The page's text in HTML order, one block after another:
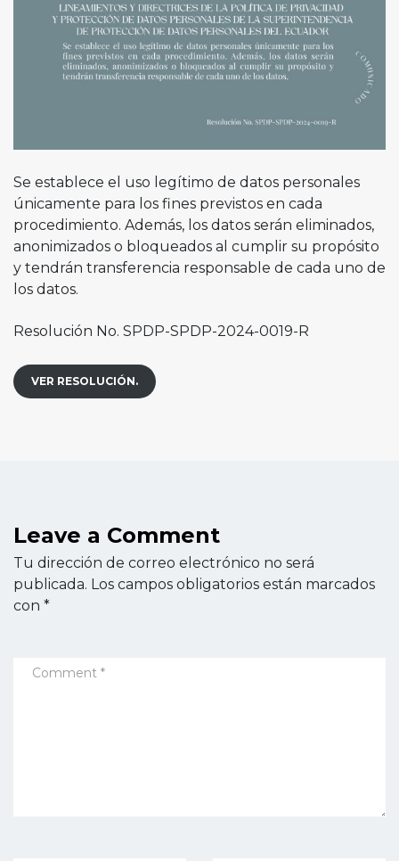
Se establece el uso legítimo de datos personales
únicamente para los fines previstos en cada
procedimiento. Además, los datos serán eliminados,
anonimizados o bloqueados al cumplir su propósito
y tendrán transferencia responsable de cada uno de
los datos.
Resolución No. SPDP-SPDP-2024-0019-R
VER RESOLUCIÓN.
Leave a Comment
Tu dirección de correo electrónico no será
publicada. Los campos obligatorios están marcados
con *